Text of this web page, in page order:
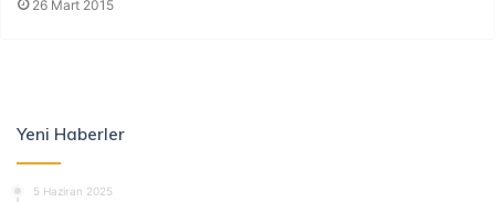
26 Mart 2015
Yeni Haberler
5 Haziran 2025